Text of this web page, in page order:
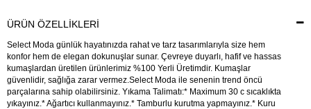
ÜRÜN ÖZELLIKLERI
Select Moda günlük hayatınızda rahat ve tarz tasarımlarıyla size hem
konfor hem de elegan dokunuşlar sunar. Çevreye duyarlı, hafif ve hassas
kumaşlardan üretilen ürünlerimiz %100 Yerli Üretimdir. Kumaşlar
güvenlidir, sağlığa zarar vermez.Select Moda ile senenin trend öncü
parçalarına sahip olabilirsiniz. Yıkama Talimatı:* Maximum 30 c sıcaklıkta
yıkayınız.* Ağartıcı kullanmayınız.* Tamburlu kurutma yapmayınız.* Kuru